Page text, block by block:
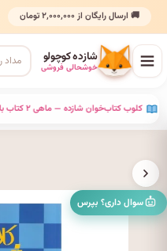
🚚 ارسال رایگان از ۲٬۰۰۰٬۰۰۰ تومان
شازده کوچولو
خوشحالی فروشی
کلوب کتاب‌خوان شازده — ماهی ۲ کتاب با ۳۵٪ تخفیف •
سوال داری؟ بپرس